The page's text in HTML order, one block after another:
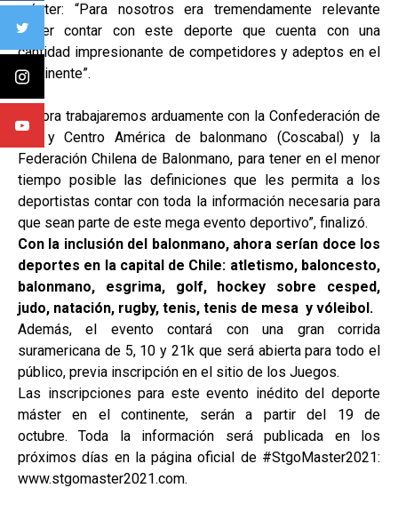
máster: “Para nosotros era tremendamente relevante
poder contar con este deporte que cuenta con una
cantidad impresionante de competidores y adeptos en el
continente”.
“Ahora trabajaremos arduamente con la Confederación de
Sur y Centro América de balonmano (Coscabal) y la
Federación Chilena de Balonmano, para tener en el menor
tiempo posible las definiciones que les permita a los
deportistas contar con toda la información necesaria para
que sean parte de este mega evento deportivo”, finalizó.
Con la inclusión del balonmano, ahora serían doce los
deportes en la capital de Chile: atletismo, baloncesto,
balonmano, esgrima, golf, hockey sobre cesped,
judo, natación, rugby, tenis, tenis de mesa y vóleibol.
Además, el evento contará con una gran corrida
suramericana de 5, 10 y 21k que será abierta para todo el
público, previa inscripción en el sitio de los Juegos.
Las inscripciones para este evento inédito del deporte
máster en el continente, serán a partir del 19 de
octubre. Toda la información será publicada en los
próximos días en la página oficial de #StgoMaster2021:
www.stgomaster2021.com.